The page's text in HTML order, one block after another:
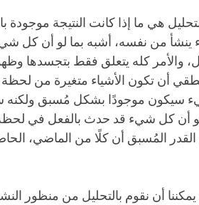
هي ما إذا كانت النتيجة
ينشأ من نفسه، أشبه بما لو أن كل
والأمر كله يتعلق فقط بتجسدها
أن تكون الأشياء متغيرة من لحظة
سيكون موجودًا بشكل مُسبق
أن كل شيء قد حدث بالفعل في لحظة
المُسبق أن كلًا من الماضي،
يمكننا أن نقوم بالتحليل من منظور